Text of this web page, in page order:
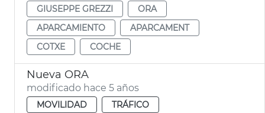
GIUSEPPE GREZZI
ORA
APARCAMIENTO
APARCAMENT
COTXE
COCHE
Nueva ORA
modificado hace 5 años
MOVILIDAD
TRÁFICO